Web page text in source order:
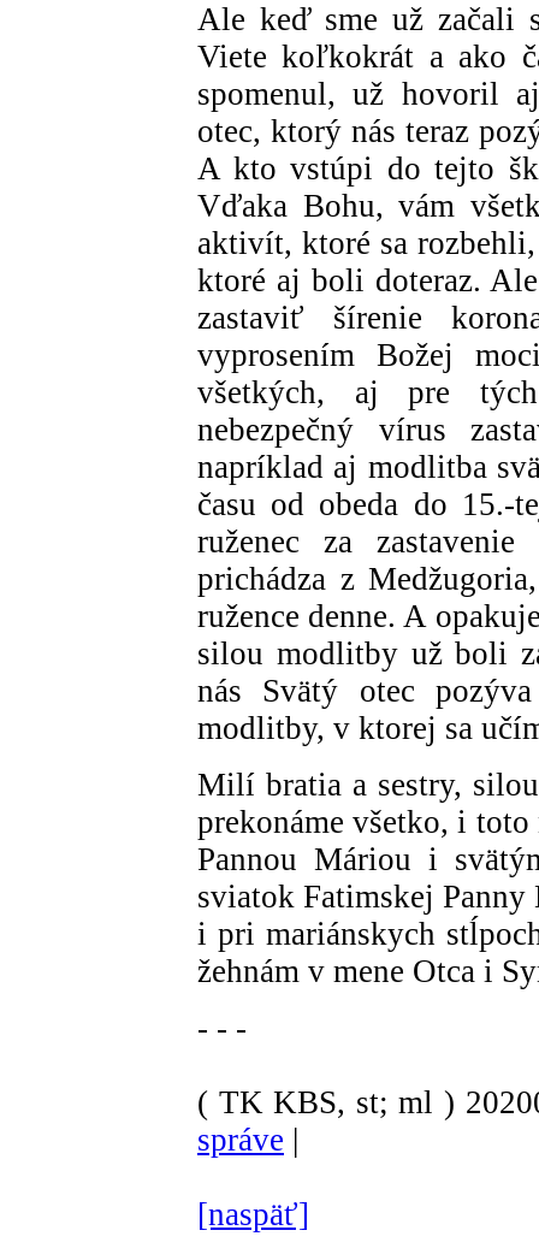
Ale keď sme už začali
Viete koľkokrát a ako
spomenul, už hovoril
otec, ktorý nás teraz
A kto vstúpi do tejto
Vďaka Bohu, vám
aktivít, ktoré sa
ktoré aj boli doteraz.
zastaviť šírenie
vyprosením Božej
všetkých, aj pre
nebezpečný vírus
napríklad aj modlitba
času od obeda do 15.-
ruženec za
prichádza z
ružence denne. A
silou modlitby už boli
nás Svätý otec
modlitby, v ktorej sa
Milí bratia a sestry,
prekonáme všetko, i
Pannou Máriou i
sviatok Fatimskej
i pri mariánskych
žehnám v mene Otca i
- - -
( TK KBS, st; ml )
správe |
[naspäť]